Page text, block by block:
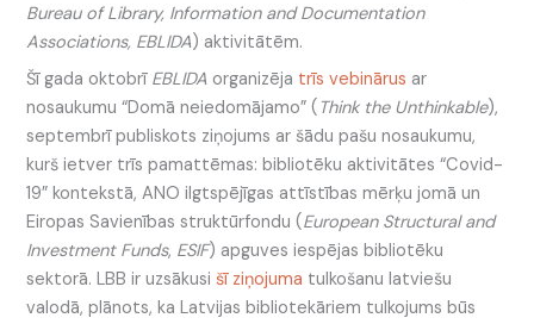
Bureau of Library, Information and Documentation
Associations, EBLIDA) aktivitātēm.
Šī gada oktobrī EBLIDA organizēja trīs vebinārus ar
nosaukumu “Domā neiedomājamo” ( Think the Unthinkable),
septembrī publiskots ziņojums ar šādu pašu nosaukumu,
kurš ietver trīs pamattēmas: bibliotēku aktivitātes “Covid-
19” kontekstā, ANO ilgtspējīgas attīstības mērķu jomā un
Eiropas Savienības struktūrfondu (European Structural and
Investment Funds, ESIF) apguves iespējas bibliotēku
sektorā. LBB ir uzsākusišī ziņojuma tulkošanu latviešu
valodā, plānots, ka Latvijas bibliotekāriem tulkojums būs